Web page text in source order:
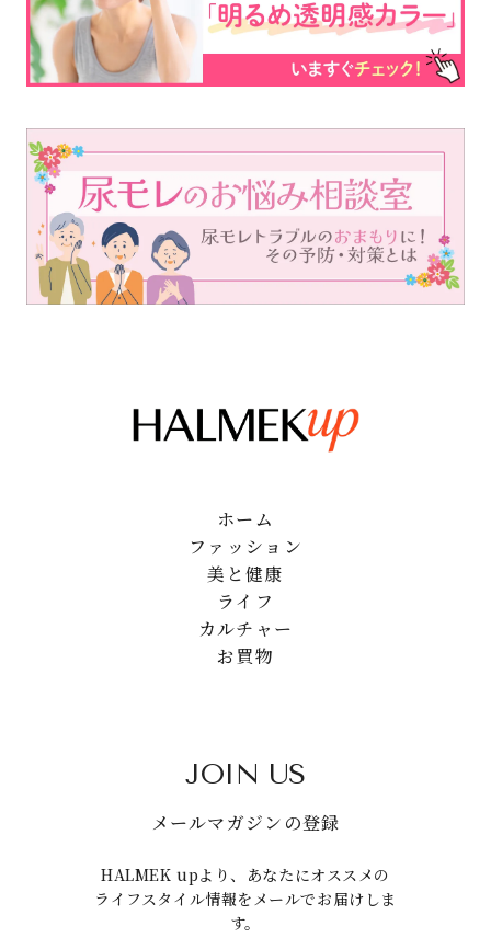
ホーム
ファッション
美と健康
ライフ
カルチャー
お買物
JOIN US
メールマガジンの登録
HALMEK upより、あなたにオススメの
ライフスタイル情報をメールでお届けしま
す。